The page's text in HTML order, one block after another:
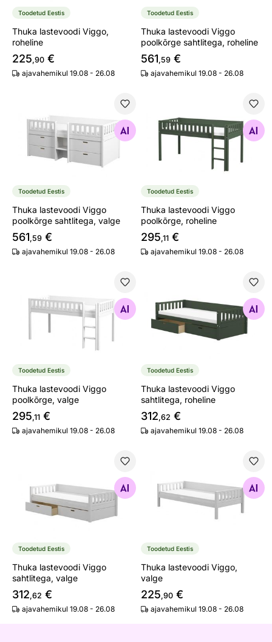
Toodetud Eestis
Thuka lastevoodi Viggo,
roheline
225,90 €
ajavahemikul 19.08 - 26.08
Toodetud Eestis
Thuka lastevoodi Viggo
poolkõrge sahtlitega, roheline
561,59 €
ajavahemikul 19.08 - 26.08
Thuka lastevoodi Viggo poolkõrge sahtlitega, valge
Otsi sarnaseid
Toodetud Eestis
Thuka lastevoodi Viggo
poolkõrge sahtlitega, valge
561,59 €
ajavahemikul 19.08 - 26.08
Thuka lastevoodi Viggo
Otsi sarnaseid
Toodetud Eestis
Thuka lastevoodi Viggo
poolkõrge, roheline
295,11 €
ajavahemikul 19.08 - 26.08
Thuka lastevoodi Viggo poolkõrge, valge
Otsi sarnaseid
Toodetud Eestis
Thuka lastevoodi Viggo
poolkõrge, valge
295,11 €
ajavahemikul 19.08 - 26.08
Thuka lastevoodi Viggo
Otsi sarnaseid
Toodetud Eestis
Thuka lastevoodi Viggo
sahtlitega, roheline
312,62 €
ajavahemikul 19.08 - 26.08
Otsi sarnaseid
Toodetud Eestis
Thuka lastevoodi Viggo
sahtlitega, valge
312,62 €
ajavahemikul 19.08 - 26.08
Otsi sarnaseid
Toodetud Eestis
Thuka lastevoodi Viggo,
valge
225,90 €
ajavahemikul 19.08 - 26.08